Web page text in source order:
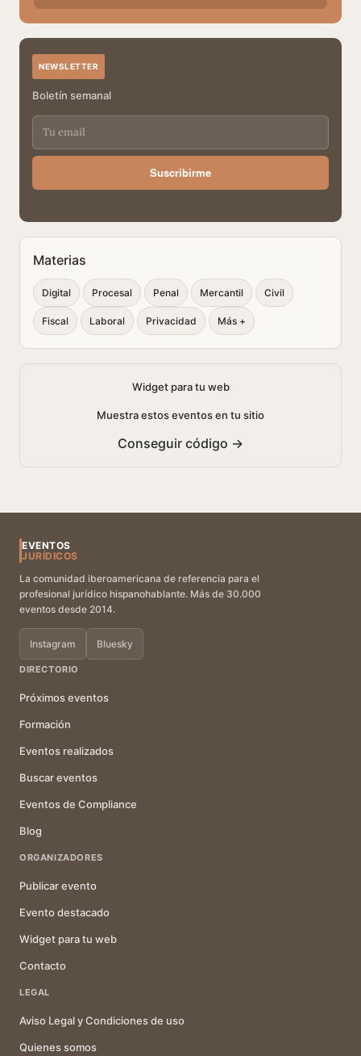
NEWSLETTER
Boletín semanal
Suscribirme
Materias
Digital Procesal Penal Mercantil Civil
Fiscal Laboral Privacidad Más +
Widget para tu web
Muestra estos eventos en tu sitio
Conseguir código →
EVENTOS
JURÍDICOS
La comunidad iberoamericana de referencia para el
profesional jurídico hispanohablante. Más de 30.000
eventos desde 2014.
Instagram Bluesky
DIRECTORIO
Próximos eventos
Formación
Eventos realizados
Buscar eventos
Eventos de Compliance
Blog
ORGANIZADORES
Publicar evento
Evento destacado
Widget para tu web
Contacto
LEGAL
Aviso Legal y Condiciones de uso
Quienes somos